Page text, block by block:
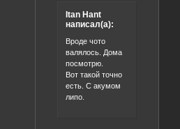
Itan Hant
написал(а):
Вроде чото
валялось. Дома
посмотрю.
Вот такой точно
есть. С акумом
липо.